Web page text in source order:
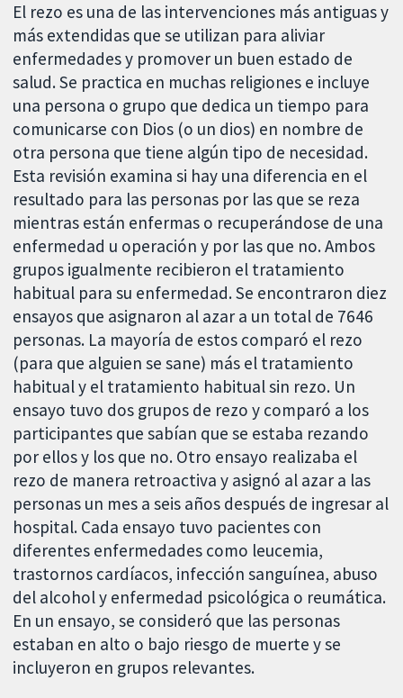
El rezo es una de las intervenciones más antiguas y
más extendidas que se utilizan para aliviar
enfermedades y promover un buen estado de
salud. Se practica en muchas religiones e incluye
una persona o grupo que dedica un tiempo para
comunicarse con Dios (o un dios) en nombre de
otra persona que tiene algún tipo de necesidad.
Esta revisión examina si hay una diferencia en el
resultado para las personas por las que se reza
mientras están enfermas o recuperándose de una
enfermedad u operación y por las que no. Ambos
grupos igualmente recibieron el tratamiento
habitual para su enfermedad. Se encontraron diez
ensayos que asignaron al azar a un total de 7646
personas. La mayoría de estos comparó el rezo
(para que alguien se sane) más el tratamiento
habitual y el tratamiento habitual sin rezo. Un
ensayo tuvo dos grupos de rezo y comparó a los
participantes que sabían que se estaba rezando
por ellos y los que no. Otro ensayo realizaba el
rezo de manera retroactiva y asignó al azar a las
personas un mes a seis años después de ingresar al
hospital. Cada ensayo tuvo pacientes con
diferentes enfermedades como leucemia,
trastornos cardíacos, infección sanguínea, abuso
del alcohol y enfermedad psicológica o reumática.
En un ensayo, se consideró que las personas
estaban en alto o bajo riesgo de muerte y se
incluyeron en grupos relevantes.